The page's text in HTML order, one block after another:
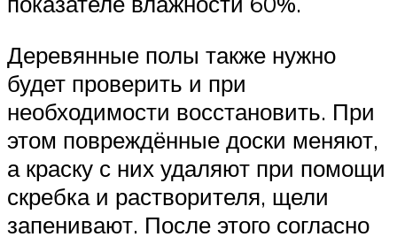
Деревянные полы также нужно
будет проверить и при
необходимости восстановить. При
этом повреждённые доски меняют,
а краску с них удаляют при помощи
скребка и растворителя, щели
запенивают. После этого согласно